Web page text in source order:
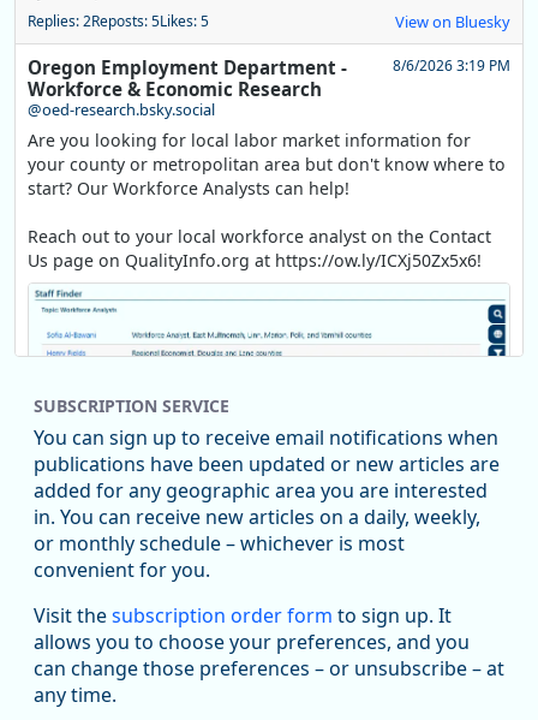
Replies: 2Reposts: 5Likes: 5 View on Bluesky
Oregon Employment Department -
Workforce & Economic Research
@oed-research.bsky.social
8/6/2026 3:19 PM
Are you looking for local labor market information for
your county or metropolitan area but don't know where to
start? Our Workforce Analysts can help!
Reach out to your local workforce analyst on the Contact
Us page on QualityInfo.org at https://ow.ly/ICXj50Zx5x6!
Replies: 0Reposts: 1Likes: 1 View on Bluesky
Oregon Employment Department -
Workforce & Economic Research
@oed-research.bsky.social
Oregon has recently suffered relatively sharp declines in
manufacturing since January 2019. Though there had been
substantial recovery through 2022, employment in the
SUBSCRIPTION SERVICE
You can sign up to receive email notifications when
publications have been updated or new articles are
added for any geographic area you are interested
in. You can receive new articles on a daily, weekly,
or monthly schedule – whichever is most
convenient for you.
Visit thesubscription order form to sign up. It
allows you to choose your preferences, and you
can change those preferences – or unsubscribe – at
any time.